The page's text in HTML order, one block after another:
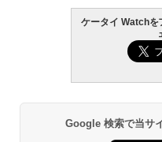
ケータイ Watchを
Google 検索で当サ